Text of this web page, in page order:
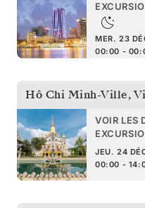
MER. 23
00:00 -
Hô Chi Minh-Ville,
VOIR LES
JEU. 24
00:00 -